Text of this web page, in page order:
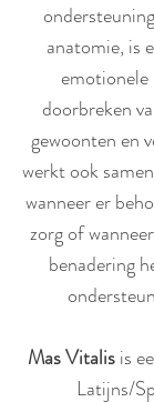
anatomie, is
emotionele
doorbreken
gewoonten en
werkt ook
wanneer er
zorg of
benadering
Mas Vitalisis
Latijns/